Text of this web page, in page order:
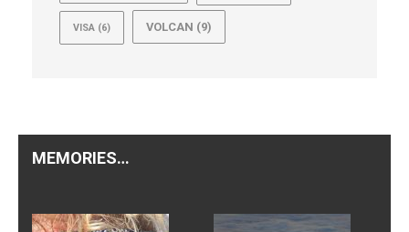
VISA (6) VOLCAN (9)
MEMORIES…